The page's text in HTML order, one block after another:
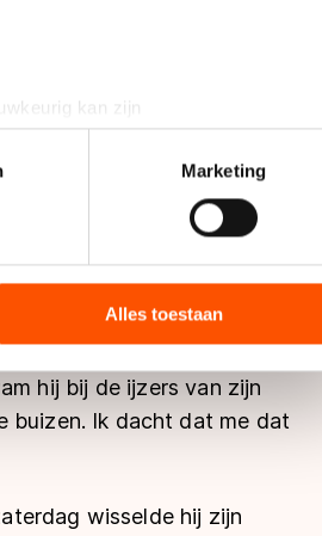
kan zijn
(fingerprinting)
in het
detailgedeeltein. U kunt uw
social media, advertenties en
of die zij hebben verzameld via
EU, zoals de VS, waar mogelijk geen
stemt u in met deze overdracht.
Marketing
Alles toestaan
hij bij de ijzers van zijn
buizen. Ik dacht dat me dat
wisselde hij zijn